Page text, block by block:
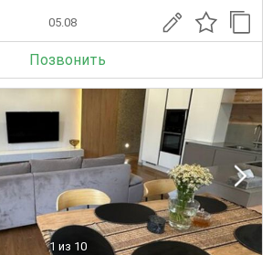
05.08
Позвонить
1 из 10